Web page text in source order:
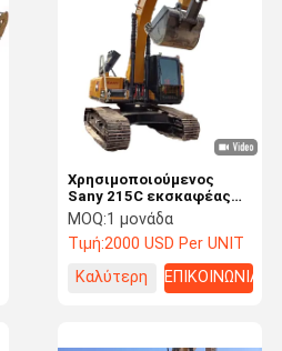
Χρησιμοποιούμενος
Sany 215C εκσκαφέας
21,5 τόνων
μεταχειρισμένος Sany
Crawler εκσκαφέας
MOQ:1 μονάδα
Τιμή:2000 USD Per UNIT
Καλύτερη
ΕΠΙΚΟΙΝΩΝΙΑ